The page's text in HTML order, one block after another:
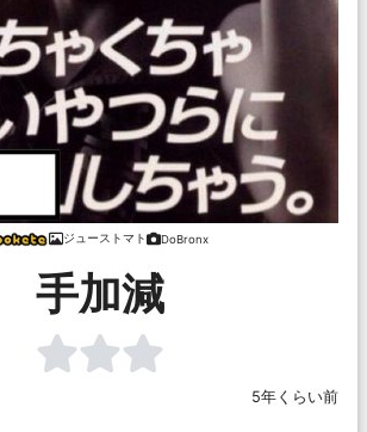
ジューストマト DoBronx
手加減
5年くらい前